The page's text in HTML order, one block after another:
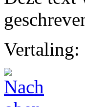
Vertaling: